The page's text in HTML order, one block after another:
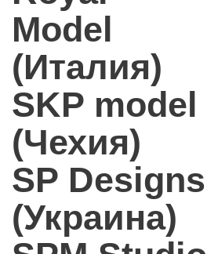
Model
(Италия)
SKP model
(Чехия)
SP Designs
(Украина)